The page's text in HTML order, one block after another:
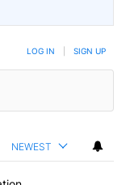
LOG IN SIGN UP
NEWEST